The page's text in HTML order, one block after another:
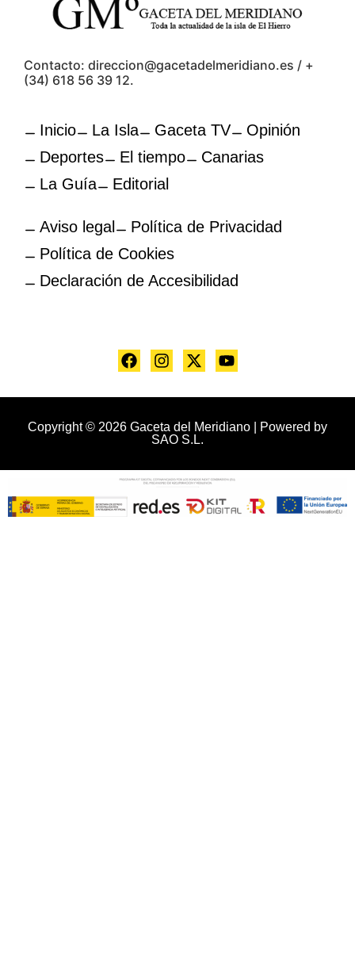
Contacto: direccion@gacetadelmeridiano.es / +
(34) 618 56 39 12.
Inicio La Isla Gaceta TV
Opinión
Deportes
El tiempo
Canarias
La Guía
Editorial
Aviso legal
Política de Privacidad
Política de Cookies
Declaración de Accesibilidad
Copyright © 2026 Gaceta del Meridiano | Powered by
SAO S.L.